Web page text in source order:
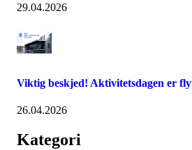
29.04.2026
Viktig beskjed! Aktivitetsdagen er
26.04.2026
Kategori